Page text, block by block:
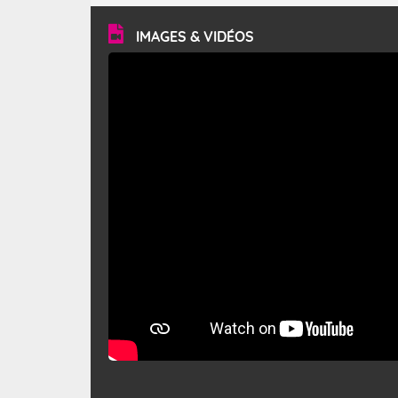
vitesse moyenne de 50 km/h et atteindre 80 à 100 km/h
en rafales, parfois davantage. Il parcourt la basse vallée
du Rhône et la Provence et envahit le littoral
méditerranéen à partir de la Camargue.
IMAGES & VIDÉOS